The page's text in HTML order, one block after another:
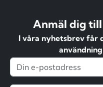
Anmäl dig
I våra nyhetsbrev får